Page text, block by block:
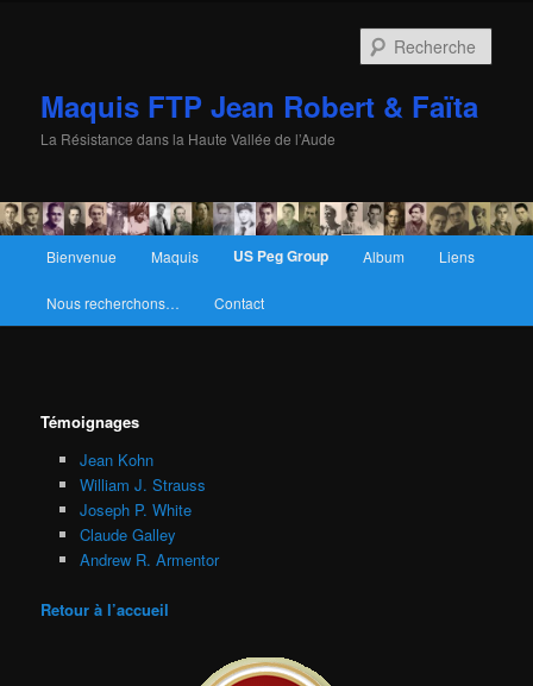
Maquis FTP Jean Robert & Faïta
La Résistance dans la Haute Vallée de l’Aude
Aller au contenu principal
Aller au contenu secondaire
Bienvenue Maquis US Peg Group Album Liens
Nous recherchons… Contact
Témoignages
Jean Kohn
William J. Strauss
Joseph P. White
Claude Galley
Andrew R. Armentor
Retour à l’accueil